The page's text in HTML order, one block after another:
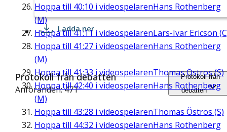
Hoppa till 40:10 i videospelarenHans Rothenberg
(M)
Hoppa till41:11 i videospelarenLars-Ivar Ericson
Hoppa till 41:27 i videospelarenHans Rothenberg
(M)
Hoppa till 41:33 i videospelarenThomas Östros (S)
Hoppa till42:40 i videospelarenHans Rothenberg
(M)
Hoppa till 43:28 i videospelarenThomas Östros (S)
Hoppa till 44:32 i videospelarenHans Rothenberg
Ladda ner
Protokoll från debatten
Anföranden: 471
Protokoll från
debatten